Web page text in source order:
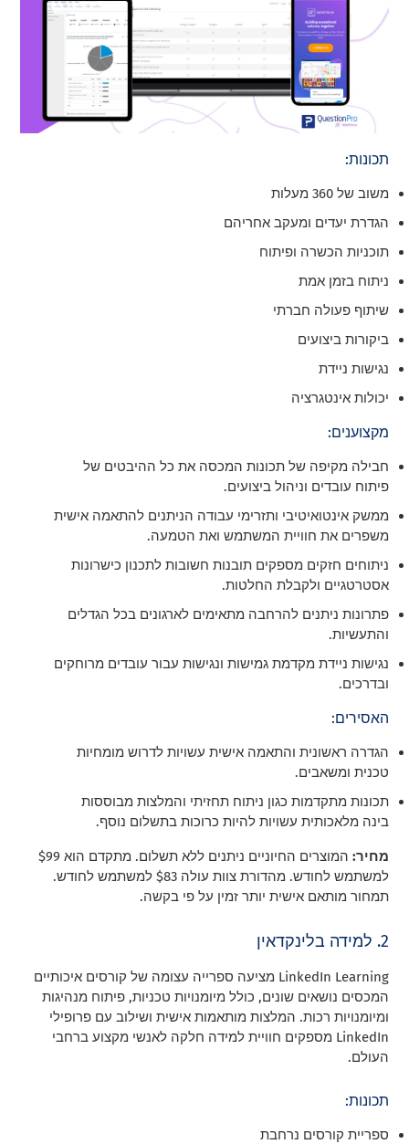
תכונות:
משוב של 360 מעלות
הגדרת יעדים ומעקב אחריהם
תוכניות הכשרה ופיתוח
ניתוח בזמן אמת
שיתוף פעולה חברתי
ביקורות ביצועים
נגישות ניידת
יכולות אינטגרציה
מקצוענים:
חבילה מקיפה של תכונות המכסה את כל ההיבטים של
פיתוח עובדים וניהול ביצועים.
ממשק אינטואיטיבי ותזרימי עבודה הניתנים להתאמה אישית
משפרים את חוויית המשתמש ואת הטמעה.
ניתוחים חזקים מספקים תובנות חשובות לתכנון כישרונות
אסטרטגיים ולקבלת החלטות.
פתרונות ניתנים להרחבה מתאימים לארגונים בכל הגדלים
והתעשיות.
נגישות ניידת מקדמת גמישות ונגישות עבור עובדים מרוחקים
ובדרכים.
האסירים:
הגדרה ראשונית והתאמה אישית עשויות לדרוש מומחיות
טכנית ומשאבים.
תכונות מתקדמות כגון ניתוח תחזיתי והמלצות מבוססות
בינה מלאכותית עשויות להיות כרוכות בתשלום נוסף.
מחיר:
המוצרים החיוניים ניתנים ללא תשלום. מתקדם הוא $99
למשתמש לחודש. מהדורת צוות עולה $83 למשתמש לחודש.
תמחור מותאם אישית יותר זמין על פי בקשה.
2. למידה בלינקדאין
LinkedIn Learning מציעה ספרייה עצומה של קורסים איכותיים
המכסים נושאים שונים, כולל מיומנויות טכניות, פיתוח מנהיגות
ומיומנויות רכות. המלצות מותאמות אישית ושילוב עם פרופילי
LinkedIn מספקים חוויית למידה חלקה לאנשי מקצוע ברחבי
העולם.
תכונות:
ספריית קורסים נרחבת